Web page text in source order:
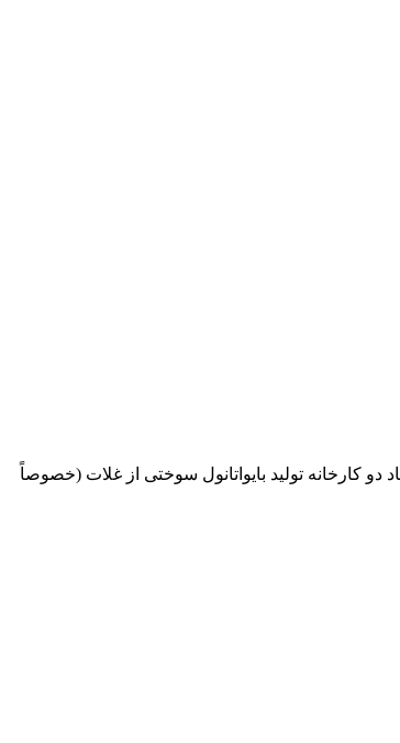
کارخانه تولید بایواتانول سوختی از غلات (خصوصاً